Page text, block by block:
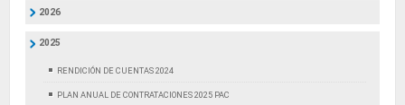
2026
2025
RENDICIÓN DE CUENTAS 2024
PLAN ANUAL DE CONTRATACIONES 2025 PAC